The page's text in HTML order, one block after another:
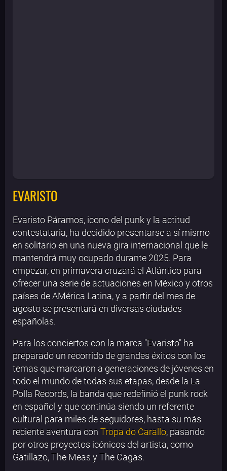
EVARISTO
Evaristo Páramos, icono del punk y la actitud
contestataria, ha decidido presentarse a sí mismo
en solitario en una nueva gira internacional que le
mantendrá muy ocupado durante 2025. Para
empezar, en primavera cruzará el Atlántico para
ofrecer una serie de actuaciones en México y otros
países de AMérica Latina, y a partir del mes de
agosto se presentará en diversas ciudades
españolas.
Para los conciertos con la marca "Evaristo" ha
preparado un recorrido de grandes éxitos con los
temas que marcaron a generaciones de jóvenes en
todo el mundo de todas sus etapas, desde la La
Polla Records, la banda que redefinió el punk rock
en español y que continúa siendo un referente
cultural para miles de seguidores, hasta su más
reciente aventura con Tropa do Carallo, pasando
por otros proyectos icónicos del artista, como
Gatillazo, The Meas y The Cagas.